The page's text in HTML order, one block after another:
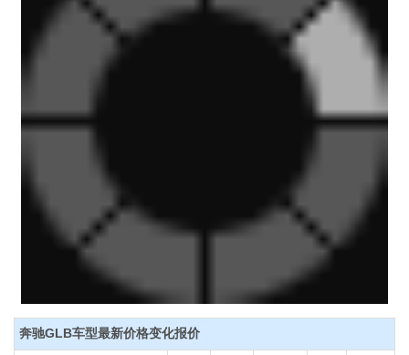
奔驰GLB车型最新价格变化报价